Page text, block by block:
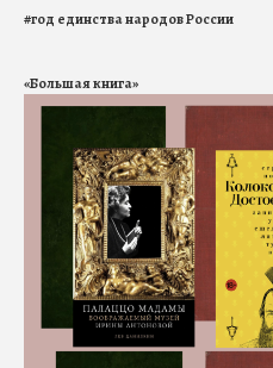
#год единства народов России
«Большая книга»